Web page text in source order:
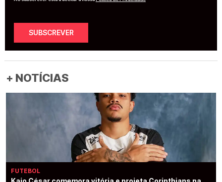
SUBSCREVER
+ NOTÍCIAS
FUTEBOL